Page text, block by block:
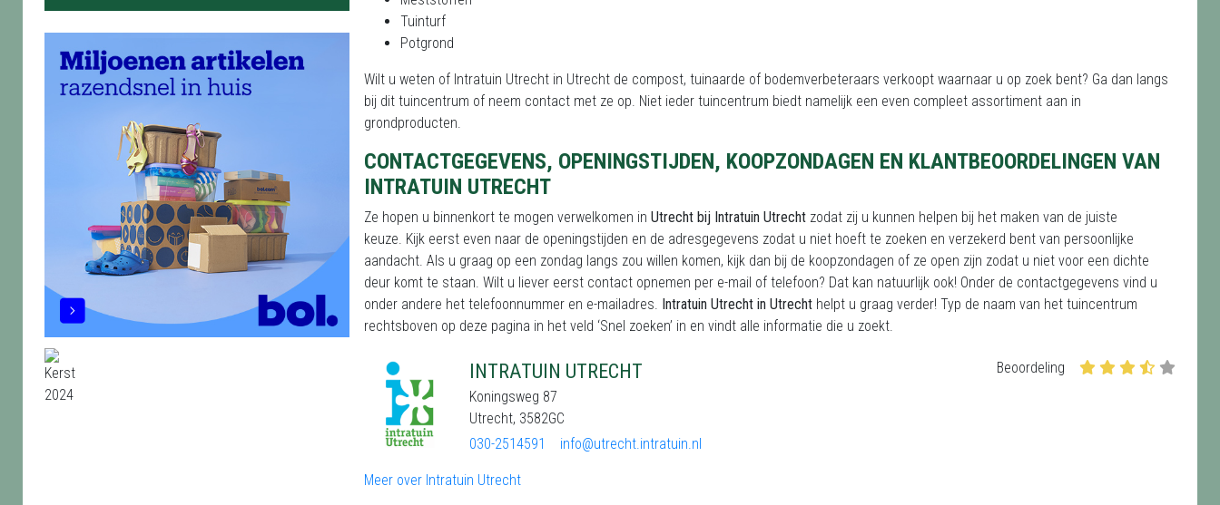
Tuinturf
Potgrond
Wilt u weten of Intratuin Utrecht in Utrecht de compost, tuinaarde of bodemverbeteraars verkoopt waarnaar u op zoek bent? Ga dan langs
bij dit tuincentrum of neem contact met ze op. Niet ieder tuincentrum biedt namelijk een even compleet assortiment aan in
grondproducten.
CONTACTGEGEVENS, OPENINGSTIJDEN, KOOPZONDAGEN EN KLANTBEOORDELINGEN VAN
INTRATUIN UTRECHT
Ze hopen u binnenkort te mogen verwelkomen in Utrecht bij Intratuin Utrecht zodat zij u kunnen helpen bij het maken van de juiste
keuze. Kijk eerst even naar de openingstijden en de adresgegevens zodat u niet hoeft te zoeken en verzekerd bent van persoonlijke
aandacht. Als u graag op een zondag langs zou willen komen, kijk dan bij de koopzondagen of ze open zijn zodat u niet voor een dichte
deur komt te staan. Wilt u liever eerst contact opnemen per e-mail of telefoon? Dat kan natuurlijk ook! Onder de contactgegevens vind u
onder andere het telefoonnummer en e-mailadres. Intratuin Utrecht in Utrecht helpt u graag verder! Typ de naam van het tuincentrum
rechtsboven op deze pagina in het veld ‘Snel zoeken’ in en vindt alle informatie die u zoekt.
INTRATUIN UTRECHT
Koningsweg 87
Utrecht, 3582GC
030-2514591
info@utrecht.intratuin.nl
Beoordeling
Meer over Intratuin Utrecht